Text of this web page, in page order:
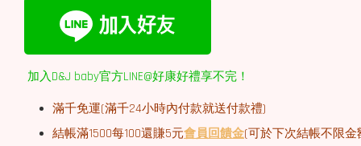
加入D&J baby官方LINE@好康好禮享不完！
滿千免運(滿千24小時內付款就送付款禮)
結帳滿1500每100還賺5元會員回饋金(可於下次結帳不限金